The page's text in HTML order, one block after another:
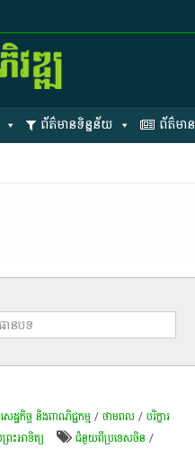
ព័ត៌មានទិន្នន័យ ព័ត៌មាន
សេដ្ឋកិច្ច និងពាណិជ្ជកម្ម/ថាមពល/បរិក្ខារ
រះអាទិត្យ​ ជំនួយពីប្រទេសចិន /